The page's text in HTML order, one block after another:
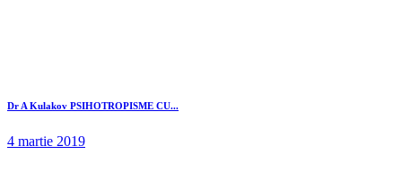
Dr A Kulakov PSIHOTROPISME CU...
4 martie 2019